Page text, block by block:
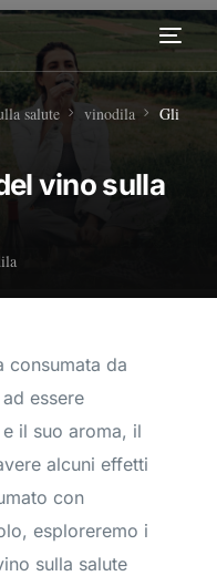
salute vinodila
Gli
vino sulla
consumata da
essere
il suo aroma, il
alcuni effetti
con
esploreremo i
sulla salute